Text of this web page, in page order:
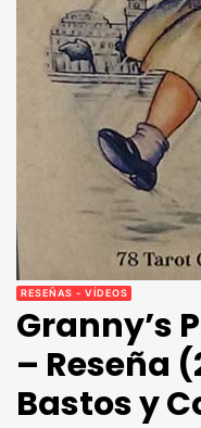
RESEÑAS - VÍDEOS
Granny’s
– Reseña
Bastos y